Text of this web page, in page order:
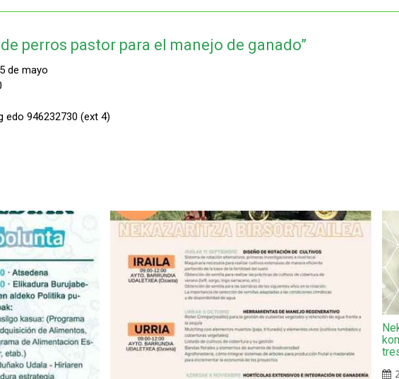
perros pastor para el manejo de ganado”
de mayo
edo 946232730 (ext 4)